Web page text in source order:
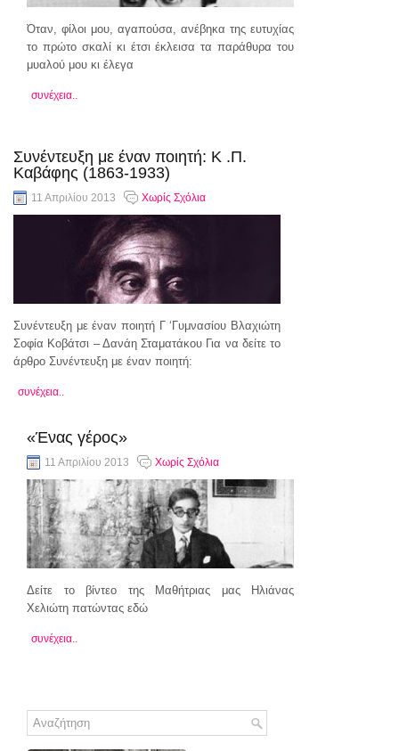
Όταν, φίλοι μου, αγαπούσα, ανέβηκα της ευτυχίας
το πρώτο σκαλί κι έτσι έκλεισα τα παράθυρα του
μυαλού μου κι έλεγα
συνέχεια..
Συνέντευξη με έναν ποιητή: Κ .Π.
Καβάφης (1863-1933)
11 Απριλίου 2013 Χωρίς Σχόλια
Συνέντευξη με έναν ποιητή Γ ‘Γυμνασίου Βλαχιώτη
Σοφία Κοβάτσι – Δανάη Σταματάκου Για να δείτε το
άρθρο Συνέντευξη με έναν ποιητή:
συνέχεια..
«Ένας γέρος»
11 Απριλίου 2013 Χωρίς Σχόλια
Δείτε το βίντεο της Μαθήτριας μας Ηλιάνας
Χελιώτη πατώντας εδώ
συνέχεια..